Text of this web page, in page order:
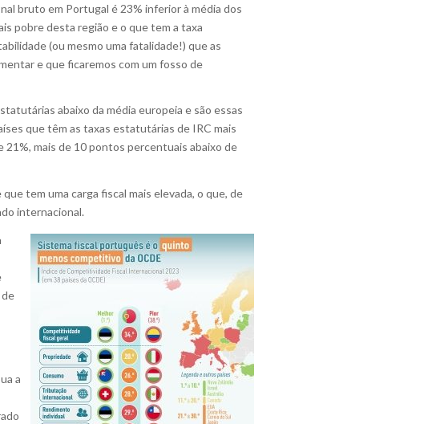
bruto em Portugal é 23% inferior à média dos
pobre desta região e o que tem a taxa
(ou mesmo uma fatalidade!) que as
e que ficaremos com um fosso de
abaixo da média europeia e são essas
que têm as taxas estatutárias de IRC mais
21%, mais de 10 pontos percentuais abaixo de
tem uma carga fiscal mais elevada, o que, de
internacional.
a